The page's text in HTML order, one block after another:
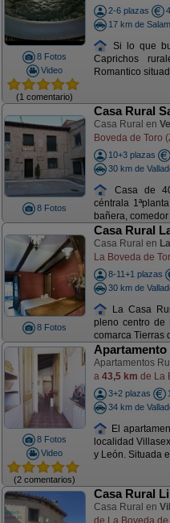
8 Fotos
Video
(1 comentario)
2-6 plazas
17 km de
Si lo que
Caprichos
Romantico
8 Fotos
Casa Rural
Casa Rural en
Boveda de Toro
10+3 plazas
30 km de
Casa de
céntrala
bañera,
8 Fotos
Casa Rural
Casa Rural en
La Boveda de
8-11+1 plazas
30 km de
La Casa
pleno centro de
comarca Tierras
8 Fotos
Video
(2 comentarios)
Apartamento
Apartamentos
a 43,5 km de La
3+2 plazas
34 km de
El
localidad
y León. Situada
Casa Rural
Casa Rural en
de La Boveda